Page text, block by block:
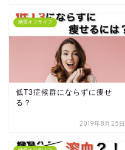
糖質オフライフ
低T3症候群にならずに痩せ
る？
2019年8月25日